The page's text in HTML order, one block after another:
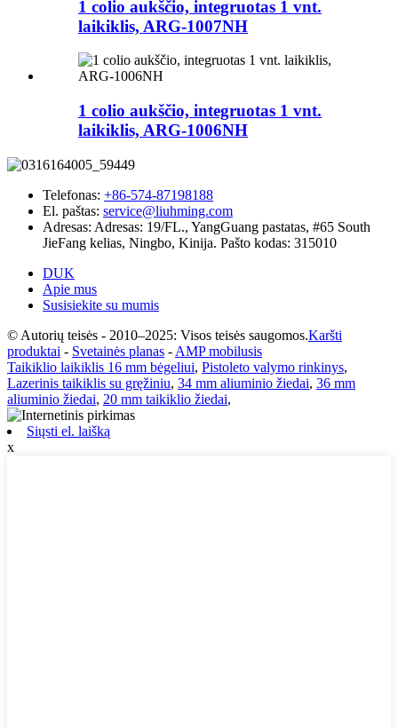
1 colio aukščio, integruotas 1 vnt.
laikiklis, ARG-1007NH
1 colio aukščio, integruotas 1 vnt.
laikiklis, ARG-1006NH
Telefonas: +86-574-87198188
El. paštas: service@liuhming.com
Adresas: Adresas: 19/FL., YangGuang pastatas, #65 South
JieFang kelias, Ningbo, Kinija. Pašto kodas: 315010
DUK
Apie mus
Susisiekite su mumis
© Autorių teisės - 2010–2025: Visos teisės saugomos.Karšti
produktai - Svetainės planas - AMP mobilusis
Taikiklio laikiklis 16 mm bėgeliui, Pistoleto valymo rinkinys,
Lazerinis taikiklis su gręžiniu, 34 mm aliuminio žiedai, 36 mm
aliuminio žiedai, 20 mm taikiklio žiedai,
Siųsti el. laišką
x